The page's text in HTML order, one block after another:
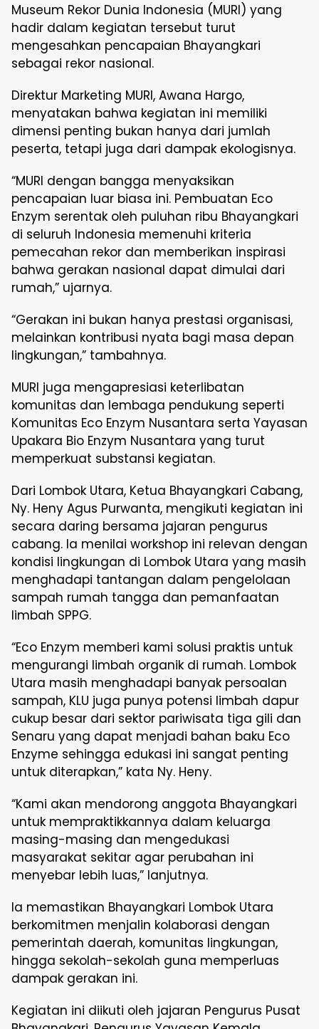
Museum Rekor Dunia Indonesia (MURI) yang
hadir dalam kegiatan tersebut turut
mengesahkan pencapaian Bhayangkari
sebagai rekor nasional.
Direktur Marketing MURI, Awana Hargo,
menyatakan bahwa kegiatan ini memiliki
dimensi penting bukan hanya dari jumlah
peserta, tetapi juga dari dampak ekologisnya.
“MURI dengan bangga menyaksikan
pencapaian luar biasa ini. Pembuatan Eco
Enzym serentak oleh puluhan ribu Bhayangkari
di seluruh Indonesia memenuhi kriteria
pemecahan rekor dan memberikan inspirasi
bahwa gerakan nasional dapat dimulai dari
rumah,” ujarnya.
“Gerakan ini bukan hanya prestasi organisasi,
melainkan kontribusi nyata bagi masa depan
lingkungan,” tambahnya.
MURI juga mengapresiasi keterlibatan
komunitas dan lembaga pendukung seperti
Komunitas Eco Enzym Nusantara serta Yayasan
Upakara Bio Enzym Nusantara yang turut
memperkuat substansi kegiatan.
Dari Lombok Utara, Ketua Bhayangkari Cabang,
Ny. Heny Agus Purwanta, mengikuti kegiatan ini
secara daring bersama jajaran pengurus
cabang. Ia menilai workshop ini relevan dengan
kondisi lingkungan di Lombok Utara yang masih
menghadapi tantangan dalam pengelolaan
sampah rumah tangga dan pemanfaatan
limbah SPPG.
“Eco Enzym memberi kami solusi praktis untuk
mengurangi limbah organik di rumah. Lombok
Utara masih menghadapi banyak persoalan
sampah, KLU juga punya potensi limbah dapur
cukup besar dari sektor pariwisata tiga gili dan
Senaru yang dapat menjadi bahan baku Eco
Enzyme sehingga edukasi ini sangat penting
untuk diterapkan,” kata Ny. Heny.
“Kami akan mendorong anggota Bhayangkari
untuk mempraktikkannya dalam keluarga
masing-masing dan mengedukasi
masyarakat sekitar agar perubahan ini
menyebar lebih luas,” lanjutnya.
Ia memastikan Bhayangkari Lombok Utara
berkomitmen menjalin kolaborasi dengan
pemerintah daerah, komunitas lingkungan,
hingga sekolah-sekolah guna memperluas
dampak gerakan ini.
Kegiatan ini diikuti oleh jajaran Pengurus Pusat